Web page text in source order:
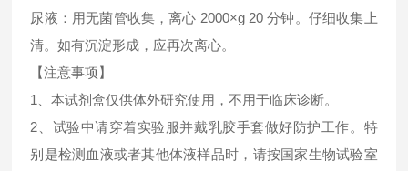
尿液：用无菌管收集，离心 2000×g 20 分钟。仔细收集上
清。如有沉淀形成，应再次离心。
【注意事项】
1、本试剂盒仅供体外研究使用，不用于临床诊断。
2、试验中请穿着实验服并戴乳胶手套做好防护工作。特
别是检测血液或者其他体液样品时，请按国家生物试验室